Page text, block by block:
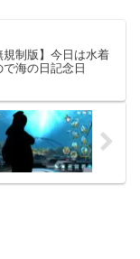
規制版】今日は水着
海の日記念日